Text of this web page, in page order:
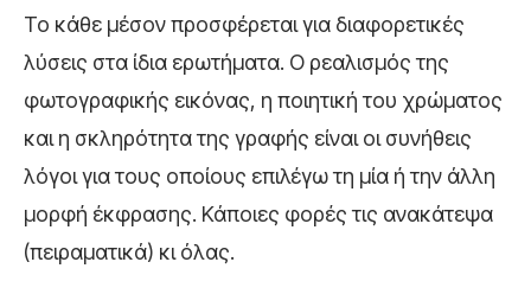
Το κάθε μέσον προσφέρεται για διαφορετικές
λύσεις στα ίδια ερωτήματα. Ο ρεαλισμός της
φωτογραφικής εικόνας, η ποιητική του χρώματος
και η σκληρότητα της γραφής είναι οι συνήθεις
λόγοι για τους οποίους επιλέγω τη μία ή την άλλη
μορφή έκφρασης. Κάποιες φορές τις ανακάτεψα
(πειραματικά) κι όλας.